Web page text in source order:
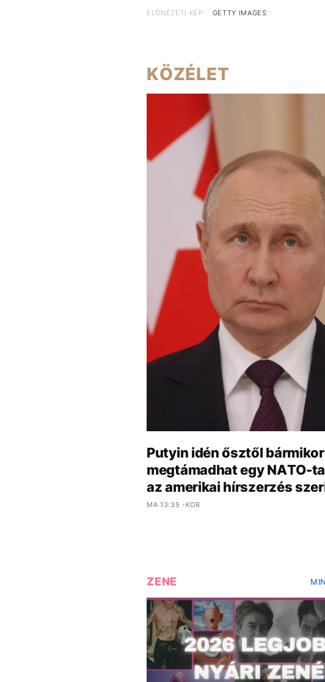
ELŐNÉZETI KÉP:
GETTY IMAGES
KÖZÉLET
Putyin idén ősztől bármikor
megtámadhat egy NATO-
az amerikai hírszerzés
MA 13:35 -KOR
ZENE